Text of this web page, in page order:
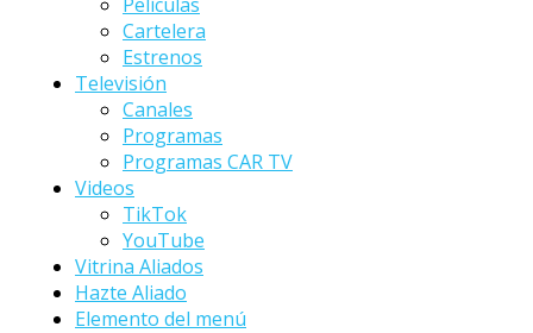
Cartelera
Estrenos
Televisión
Canales
Programas
Programas CAR TV
Videos
TikTok
YouTube
Vitrina Aliados
Hazte Aliado
Elemento del menú